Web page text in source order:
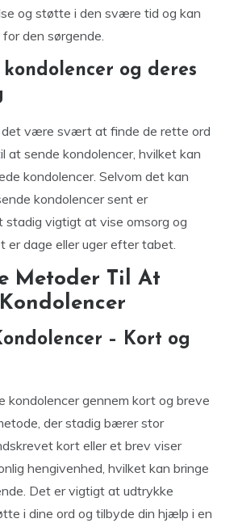
og støtte i den svære tid og kan
den sørgende.
kondolencer og deres
det være svært at finde de rette ord
at sende kondolencer, hvilket kan
kondolencer. Selvom det kan
kondolencer sent er
stadig vigtigt at vise omsorg og
er dage eller uger efter tabet.
Metoder Til At
– Kort og
kondolencer gennem kort og breve
der stadig bærer stor
kort eller et brev viser
hengivenhed, hvilket kan bringe
Det er vigtigt at udtrykke
i dine ord og tilbyde din hjælp i en